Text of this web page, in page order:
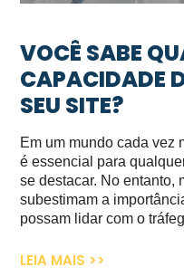
VOCÊ SABE
CAPACIDADE
SEU SITE?
Em um mundo cada vez
é essencial para
se destacar. No entanto,
subestimam a
possam lidar com o
LEIA MAIS >>